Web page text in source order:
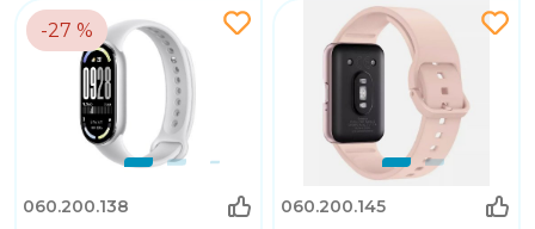
-27 %
060.200.138 060.200.145